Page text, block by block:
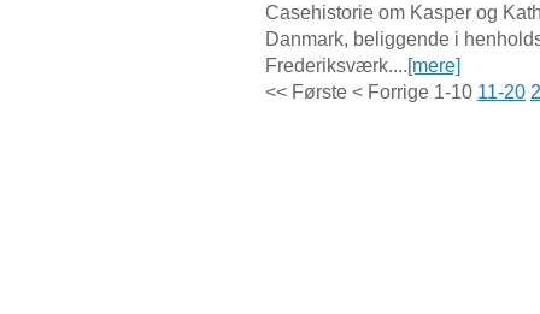
Casehistorie om Kasper og
Danmark, beliggende i
Frederiksværk....[mere]
<< Første < Forrige 1-10 11-20